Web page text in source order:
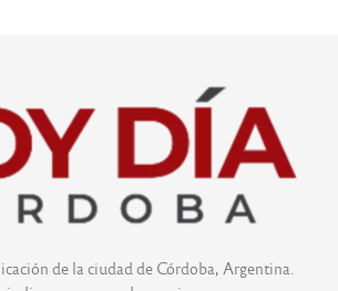
de la ciudad de Córdoba, Argentina.